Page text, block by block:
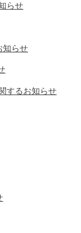
らせ
知らせ
するお知らせ